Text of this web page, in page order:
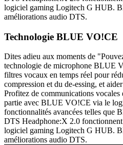
logiciel gaming Logitech G HUB.
améliorations audio DTS.
Technologie BLUE VO!CE
Dites adieu aux moments de
technologie de microphone BLUE
filtres vocaux en temps réel pour
compression et du de-essing, et
Profitez de communications vocales
partie avec BLUE VO!CE via le
fonctionnalités avancées telles que
DTS Headphone:X 2.0
logiciel gaming Logitech G HUB.
améliorations audio DTS.